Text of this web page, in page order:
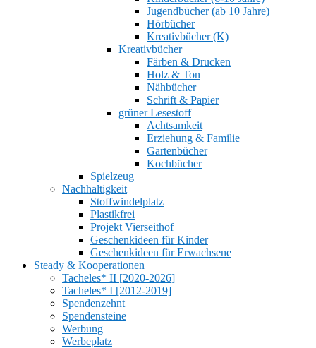
Jugendbücher (ab 10 Jahre)
Hörbücher
Kreativbücher (K)
Kreativbücher
Färben & Drucken
Holz & Ton
Nähbücher
Schrift & Papier
grüner Lesestoff
Achtsamkeit
Erziehung & Familie
Gartenbücher
Kochbücher
Spielzeug
Nachhaltigkeit
Stoffwindelplatz
Plastikfrei
Projekt Vierseithof
Geschenkideen für Kinder
Geschenkideen für Erwachsene
Steady & Kooperationen
Tacheles* II [2020-2026]
Tacheles* I [2012-2019]
Spendenzehnt
Spendensteine
Werbung
Werbeplatz